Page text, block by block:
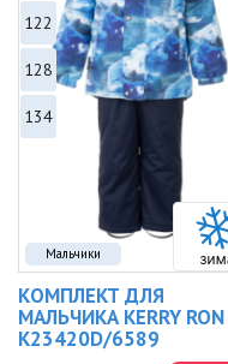
Мальчики
122
128
134
КОМПЛЕКТ ДЛЯ
МАЛЬЧИКА KERRY RON
K23420D/6589